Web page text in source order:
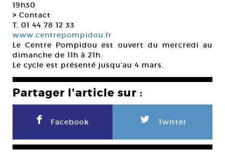
19h30
> Contact
T. 01 44 78 12 33
www.centrepompidou.fr
Le Centre Pompidou est ouvert du mercredi au
dimanche de 11h à 21h.
Le cycle est présenté jusqu’au 4 mars.
Partager l'article sur :
F Facebook L Twitter